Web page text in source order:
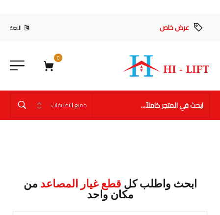
عرض خاص اللغة
0
ابحث واطلب كل قطع غيار المصاعد من
مكان واحد